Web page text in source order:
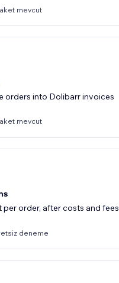
mevcut
orders into Dolibarr invoices
mevcut
per order, after costs and fees
deneme